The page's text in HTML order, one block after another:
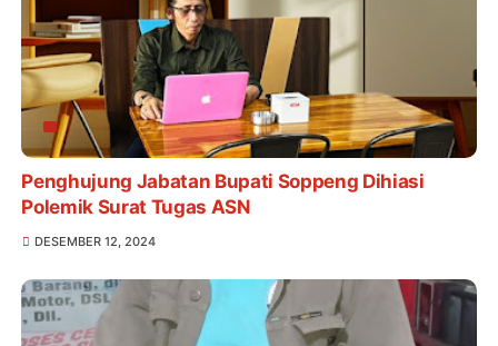
Penghujung Jabatan Bupati Soppeng Dihiasi
Polemik Surat Tugas ASN
DESEMBER 12, 2024